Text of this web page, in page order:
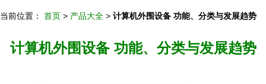
当前位置： 首页 > 产品大全 > 计算机外围设备 功能、分类与发展趋势
计算机外围设备 功能、分类与发展趋势